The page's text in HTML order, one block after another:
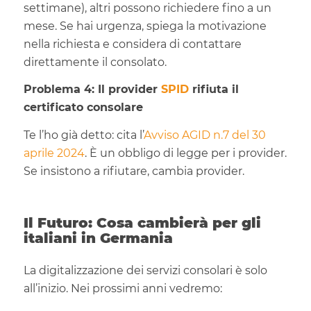
settimane), altri possono richiedere fino a un
mese. Se hai urgenza, spiega la motivazione
nella richiesta e considera di contattare
direttamente il consolato.
Problema 4: Il provider SPIDrifiuta il
certificato consolare
Te l’ho già detto: cita l’Avviso AGID n.7 del 30
aprile 2024. È un obbligo di legge per i provider.
Se insistono a rifiutare, cambia provider.
Il Futuro: Cosa cambierà per gli
italiani in Germania
La digitalizzazione dei servizi consolari è solo
all’inizio. Nei prossimi anni vedremo: